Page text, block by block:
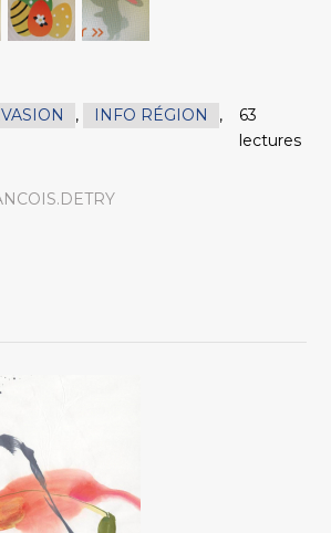
, INFO RÉGION
,
63
lectures